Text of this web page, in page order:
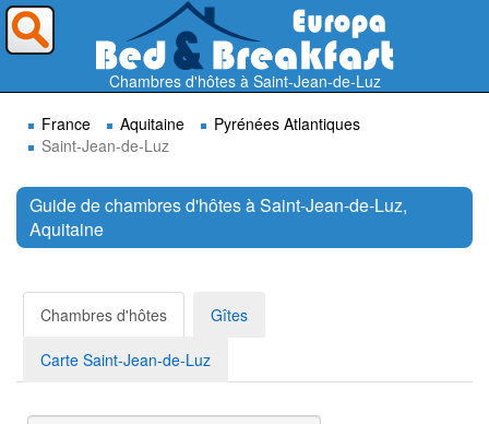
Chambres d'hôtes à Saint-Jean-de-Luz
France
Aquitaine
Pyrénées Atlantiques
Saint-Jean-de-Luz
Guide de chambres d'hôtes à Saint-Jean-de-Luz,
Aquitaine
Chambres d'hôtes Gîtes
Carte Saint-Jean-de-Luz
Où voulez-vous partir ?
Rechercher